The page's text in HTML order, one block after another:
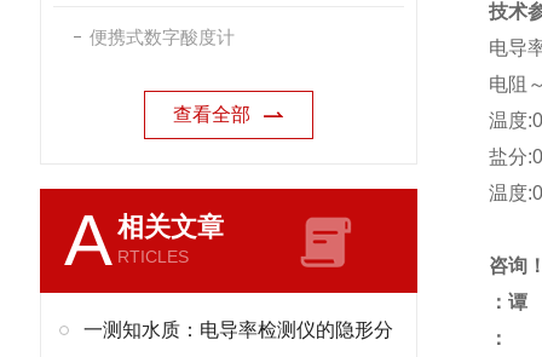
便携式数字酸度计
查看全部
A相关文章
RTICLES
一测知水质：电导率检测仪的隐形分
技术
电导
电阻
温度
盐分
温度
咨询
：谭
：